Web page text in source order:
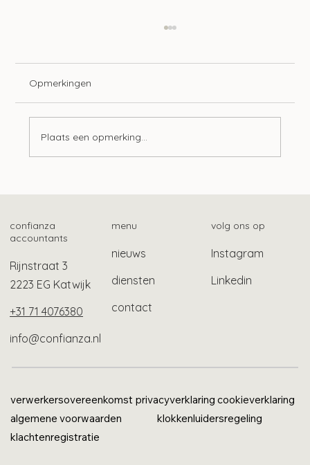
Advieswijzer | Bedrijfsoverdracht
Opmerkingen
Plaats een opmerking...
confianza
accountants
Rijnstraat 3
2223 EG Katwijk
+31 71 4076380
info@confianza.nl
menu
nieuws
diensten
contact
volg ons op
Instagram
Linkedin
verwerkersovereenkomst privacyverklaring cookieverklaring
algemene voorwaarden
klokkenluidersregeling
klachtenregistratie